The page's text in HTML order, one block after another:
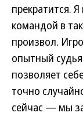
прекратится.
командой в
произвол.
опытный
позволяет
точно
сейчас — мы